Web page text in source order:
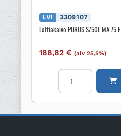
LVI 3309107
Lattiakaivo PURUS S/50L MA 75 E
188,82€ (alv 25,5%)
Lattiakaivo
PURUS
S/50L
75